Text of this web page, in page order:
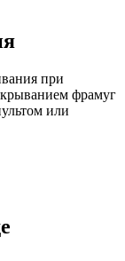
при
фрамуг
или